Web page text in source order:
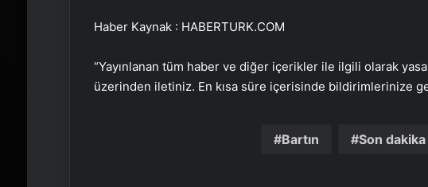
Haber Kaynak : HABERTURK.COM
“Yayınlanan tüm haber ve diğer içerikler ile ilgili olarak
üzerinden iletiniz. En kısa süre içerisinde bildirimlerinize
Bartın Son